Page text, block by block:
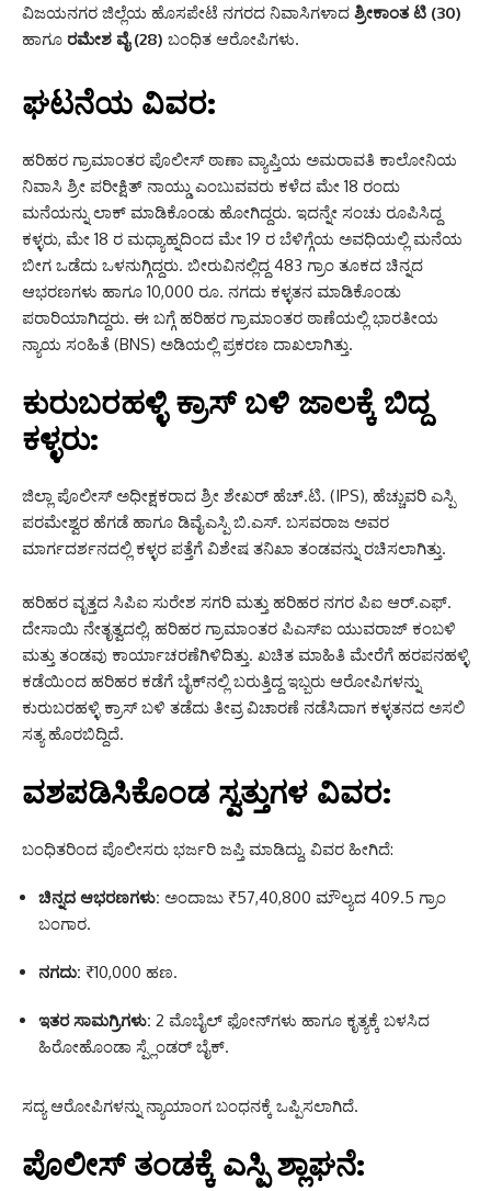
ವಿಜಯನಗರ ಜಿಲ್ಲೆಯ ಹೊಸಪೇಟೆ ನಗರದ ನಿವಾಸಿಗಳಾದ ಶ್ರೀಕಾಂತ ಟಿ (30)
ಹಾಗೂ ರಮೇಶ ವೈ (28) ಬಂಧಿತ ಆರೋಪಿಗಳು.
ಘಟನೆಯ ವಿವರ:
ಹರಿಹರ ಗ್ರಾಮಾಂತರ ಪೊಲೀಸ್ ಠಾಣಾ ವ್ಯಾಪ್ತಿಯ ಅಮರಾವತಿ ಕಾಲೋನಿಯ
ನಿವಾಸಿ ಶ್ರೀ ಪರೀಕ್ಷಿತ್ ನಾಯ್ಡು ಎಂಬುವವರು ಕಳೆದ ಮೇ 18 ರಂದು
ಮನೆಯನ್ನು ಲಾಕ್ ಮಾಡಿಕೊಂಡು ಹೋಗಿದ್ದರು. ಇದನ್ನೇ ಸಂಚು ರೂಪಿಸಿದ್ದ
ಕಳ್ಳರು, ಮೇ 18 ರ ಮಧ್ಯಾಹ್ನದಿಂದ ಮೇ 19 ರ ಬೆಳಿಗ್ಗೆಯ ಅವಧಿಯಲ್ಲಿ ಮನೆಯ
ಬೀಗ ಒಡೆದು ಒಳನುಗ್ಗಿದ್ದರು. ಬೀರುವಿನಲ್ಲಿದ್ದ 483 ಗ್ರಾಂ ತೂಕದ ಚಿನ್ನದ
ಆಭರಣಗಳು ಹಾಗೂ 10,000 ರೂ. ನಗದು ಕಳ್ಳತನ ಮಾಡಿಕೊಂಡು
ಪರಾರಿಯಾಗಿದ್ದರು. ಈ ಬಗ್ಗೆ ಹರಿಹರ ಗ್ರಾಮಾಂತರ ಠಾಣೆಯಲ್ಲಿ ಭಾರತೀಯ
ನ್ಯಾಯ ಸಂಹಿತೆ (BNS) ಅಡಿಯಲ್ಲಿ ಪ್ರಕರಣ ದಾಖಲಾಗಿತ್ತು.
ಕುರುಬರಹಳ್ಳಿ ಕ್ರಾಸ್ ಬಳಿ ಜಾಲಕ್ಕೆ ಬಿದ್ದ
ಕಳ್ಳರು:
ಜಿಲ್ಲಾ ಪೊಲೀಸ್ ಅಧೀಕ್ಷಕರಾದ ಶ್ರೀ ಶೇಖರ್ ಹೆಚ್.ಟಿ. (IPS), ಹೆಚ್ಚುವರಿ ಎಸ್ಪಿ
ಪರಮೇಶ್ವರ ಹೆಗಡೆ ಹಾಗೂ ಡಿವೈಎಸ್ಪಿ ಬಿ.ಎಸ್. ಬಸವರಾಜ ಅವರ
ಮಾರ್ಗದರ್ಶನದಲ್ಲಿ ಕಳ್ಳರ ಪತ್ತೆಗೆ ವಿಶೇಷ ತನಿಖಾ ತಂಡವನ್ನು ರಚಿಸಲಾಗಿತ್ತು.
ಹರಿಹರ ವೃತ್ತದ ಸಿಪಿಐ ಸುರೇಶ ಸಗರಿ ಮತ್ತು ಹರಿಹರ ನಗರ ಪಿಐ ಆರ್.ಎಫ್.
ದೇಸಾಯಿ ನೇತೃತ್ವದಲ್ಲಿ, ಹರಿಹರ ಗ್ರಾಮಾಂತರ ಪಿಎಸ್ಐ ಯುವರಾಜ್ ಕಂಬಳಿ
ಮತ್ತು ತಂಡವು ಕಾರ್ಯಾಚರಣೆಗಿಳಿದಿತ್ತು. ಖಚಿತ ಮಾಹಿತಿ ಮೇರೆಗೆ ಹರಪನಹಳ್ಳಿ
ಕಡೆಯಿಂದ ಹರಿಹರ ಕಡೆಗೆ ಬೈಕ್‌ನಲ್ಲಿ ಬರುತ್ತಿದ್ದ ಇಬ್ಬರು ಆರೋಪಿಗಳನ್ನು
ಕುರುಬರಹಳ್ಳಿ ಕ್ರಾಸ್ ಬಳಿ ತಡೆದು ತೀವ್ರ ವಿಚಾರಣೆ ನಡೆಸಿದಾಗ ಕಳ್ಳತನದ ಅಸಲಿ
ಸತ್ಯ ಹೊರಬಿದ್ದಿದೆ.
ವಶಪಡಿಸಿಕೊಂಡ ಸ್ವತ್ತುಗಳ ವಿವರ:
ಬಂಧಿತರಿಂದ ಪೊಲೀಸರು ಭರ್ಜರಿ ಜಪ್ತಿ ಮಾಡಿದ್ದು, ವಿವರ ಹೀಗಿದೆ:
ಚಿನ್ನದ ಆಭರಣಗಳು: ಅಂದಾಜು ₹57,40,800 ಮೌಲ್ಯದ 409.5 ಗ್ರಾಂ
ಬಂಗಾರ.
ನಗದು: ₹10,000 ಹಣ.
ಇತರ ಸಾಮಗ್ರಿಗಳು: 2 ಮೊಬೈಲ್ ಫೋನ್‌ಗಳು ಹಾಗೂ ಕೃತ್ಯಕ್ಕೆ ಬಳಸಿದ
ಹಿರೋಹೊಂಡಾ ಸ್ಪ್ಲೆಂಡರ್ ಬೈಕ್.
ಸದ್ಯ ಆರೋಪಿಗಳನ್ನು ನ್ಯಾಯಾಂಗ ಬಂಧನಕ್ಕೆ ಒಪ್ಪಿಸಲಾಗಿದೆ.
ಪೊಲೀಸ್ ತಂಡಕ್ಕೆ ಎಸ್ಪಿ ಶ್ಲಾಘನೆ: